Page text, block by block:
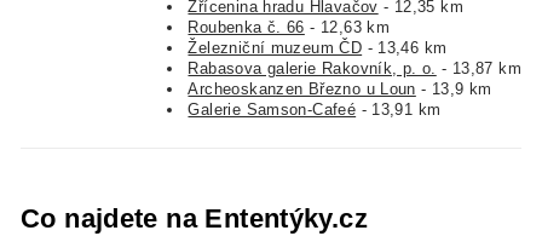
Zřícenina hradu Hlavačov - 12,35 km
Roubenka č. 66 - 12,63 km
Železniční muzeum ČD - 13,46 km
Rabasova galerie Rakovník, p. o. - 13,87 km
Archeoskanzen Březno u Loun - 13,9 km
Galerie Samson-Cafeé - 13,91 km
Co najdete na Ententýky.cz